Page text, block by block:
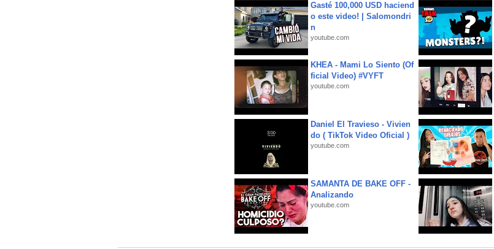
Gasté 100,000 USD haciend
o este video! | Salomondri
n
youtube.com
KHEA - Mami Lo Siento (Of
ficial Video) #VYFT
youtube.com
Daniel El Travieso - Vivien
do ( TikTok Video Oficial )
youtube.com
SAMANTA DE BAKE OFF -
Analizando
youtube.com